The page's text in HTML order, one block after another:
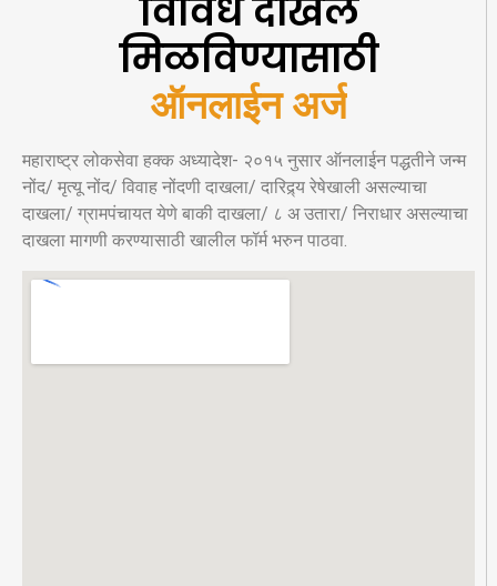
विविध दाखले
मिळविण्यासाठी
ऑनलाईन अर्ज
महाराष्ट्र लोकसेवा हक्क अध्यादेश- २०१५ नुसार ऑनलाईन पद्धतीने जन्म
नोंद/ मृत्यू नोंद/ विवाह नोंदणी दाखला/ दारिद्र्य रेषेखाली असल्याचा
दाखला/ ग्रामपंचायत येणे बाकी दाखला/ ८ अ उतारा/ निराधार असल्याचा
दाखला मागणी करण्यासाठी खालील फॉर्म भरुन पाठवा.